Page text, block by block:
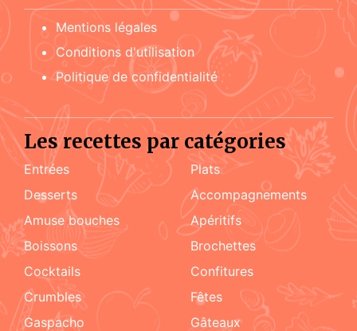
Mentions légales
Conditions d'utilisation
Politique de confidentialité
Les recettes par catégories
Entrées
Plats
Desserts
accompagnements
amuse bouches
apéritifs
boissons
brochettes
cocktails
confitures
crumbles
fêtes
Gaspacho
gâteaux